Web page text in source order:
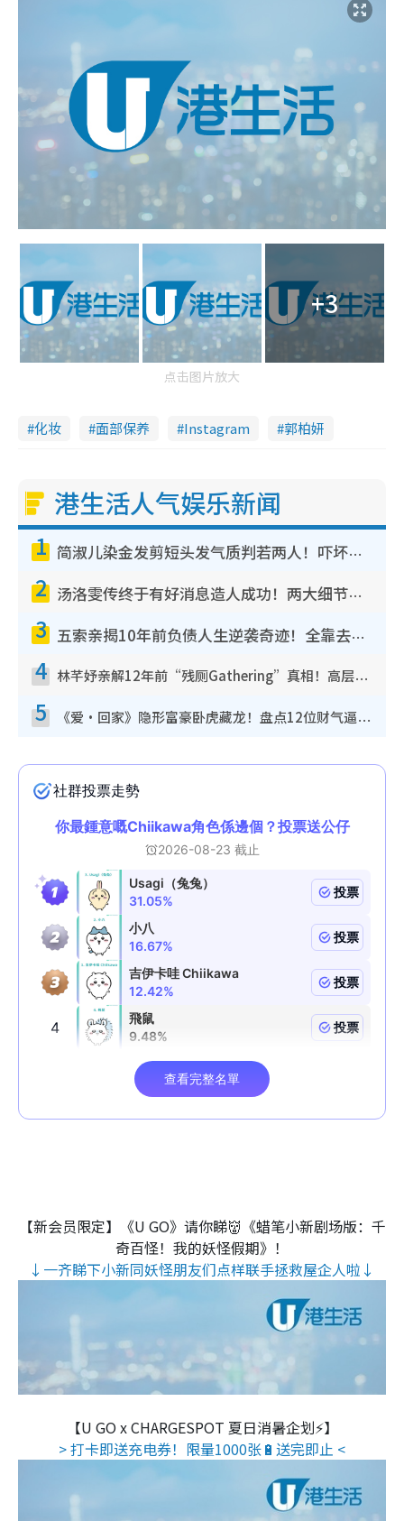
+3
点击图片放大
化妆 面部保养 Instagram 郭柏妍
港生活人气娱乐新闻
1 简淑儿染金发剪短头发气质判若两人！吓坏老公麦大力都认不出：“你做什么？”
2 汤洛雯传终于有好消息造人成功！两大细节曝孕味极浓引猜测：大肚婆先会咁！
3 五索亲揭10年前负债人生逆袭奇迹！全靠去一地方转运后即遇上马先生
4 林芊妤亲解12年前“残厕Gathering”真相！高层解约一句话重创尊严，至今拒返TVB
5 《爱·回家》隐形富豪卧虎藏龙！盘点12位财气逼人的有钱艺人：这位美女3亿身家不愁做
【新会员限定】《U GO》请你睇👹《蜡笔小新剧场版：千
奇百怪！我的妖怪假期》！
↓一齐睇下小新同妖怪朋友们点样联手拯救屋企人啦↓
【U GO x CHARGESPOT 夏日消暑企划⚡】
> 打卡即送充电券！限量1000张🔋送完即止 <